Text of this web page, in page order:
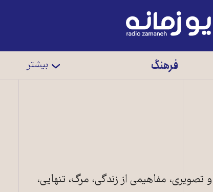
فرهنگ بیشتر
مفاهیمی از زندگی، مرگ، تنهایی،